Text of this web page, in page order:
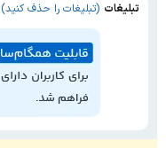
تبلیغات (تبلیغات را حذف کنید)